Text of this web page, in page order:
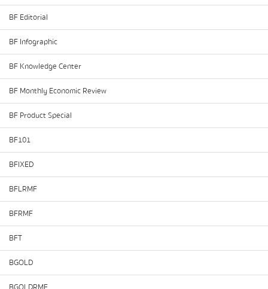
BF Editorial
BF Infographic
BF Knowledge Center
BF Monthly Economic Review
BF Product Special
BF101
BFIXED
BFLRMF
BFRMF
BFT
BGOLD